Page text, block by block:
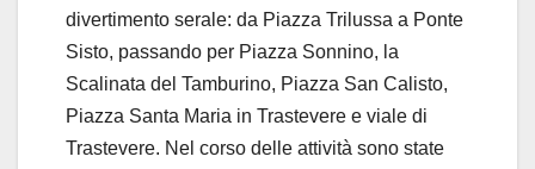
o
divertimento serale: da Piazza Trilussa a Ponte
Sisto, passando per Piazza Sonnino, la
Scalinata del Tamburino, Piazza San Calisto,
Piazza Santa Maria in Trastevere e viale di
Trastevere. Nel corso delle attività sono state